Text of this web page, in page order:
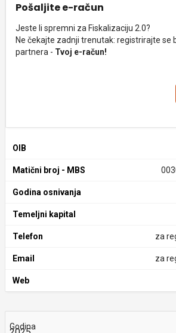
Pošaljite e-račun
Jeste li spremni za Fiskalizaciju 2.0?
Ne čekajte zadnji trenutak: registrirajte se
partnera - Tvoj e-račun!
OIB
Matični broj - MBS
Godina osnivanja
Temeljni kapital
Telefon za
Email za
Web
Godina